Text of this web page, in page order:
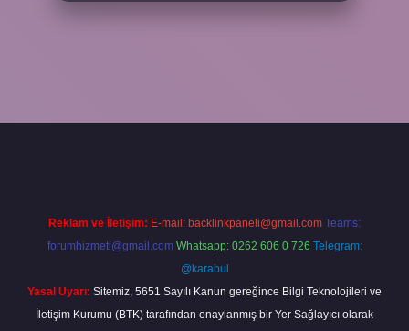
Reklam ve İletişim: E-mail: backlinkpaneli@gmail.com Teams:
forumhizmeti@gmail.com Whatsapp: 0262 606 0 726 Telegram:
@karabul
Yasal Uyarı: Sitemiz, 5651 Sayılı Kanun gereğince Bilgi Teknolojileri ve
İletişim Kurumu (BTK) tarafından onaylanmış bir Yer Sağlayıcı olarak